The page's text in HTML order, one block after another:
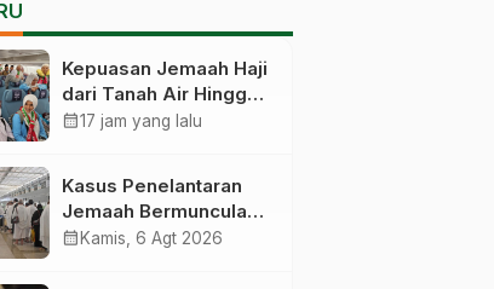
Kepuasan Jemaah Haji
dari Tanah Air Hingga
Kembali Catat Angka
calendar_month17 jam yang lalu
Kasus Penelantaran
Jemaah Bermunculan,
Kemenhaj Operasikan
calendar_month Kamis, 6 Agt 2026